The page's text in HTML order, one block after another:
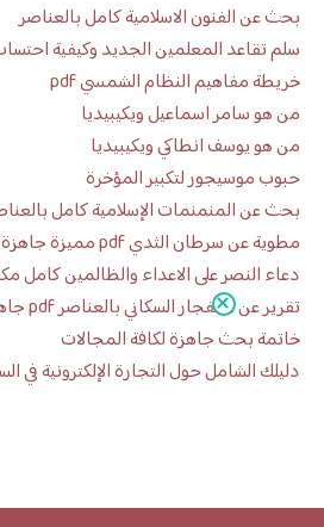
بحث عن الفنون الاسلامية كامل بالعناصر
سلم تقاعد المعلمين الجديد وكيفية
خريطة مفاهيم النظام الشمسي pdf
من هو سامر اسماعيل ويكيبيديا
من هو يوسف انطاكي ويكيبيديا
حبوب موسيجور لتكبير المؤخرة
بحث عن المنمنمات الإسلامية كامل
مطوية عن سرطان الثدي pdf مميزة جاهزة للطباعة
دعاء النصر على الاعداء والظالمين كامل
تقرير عن الانفجار السكاني بالعناصر pdf جاهز للطباعة
خاتمة بحث جاهزة لكافة المجالات
دليلك الشامل حول التجارة الإلكترونية في